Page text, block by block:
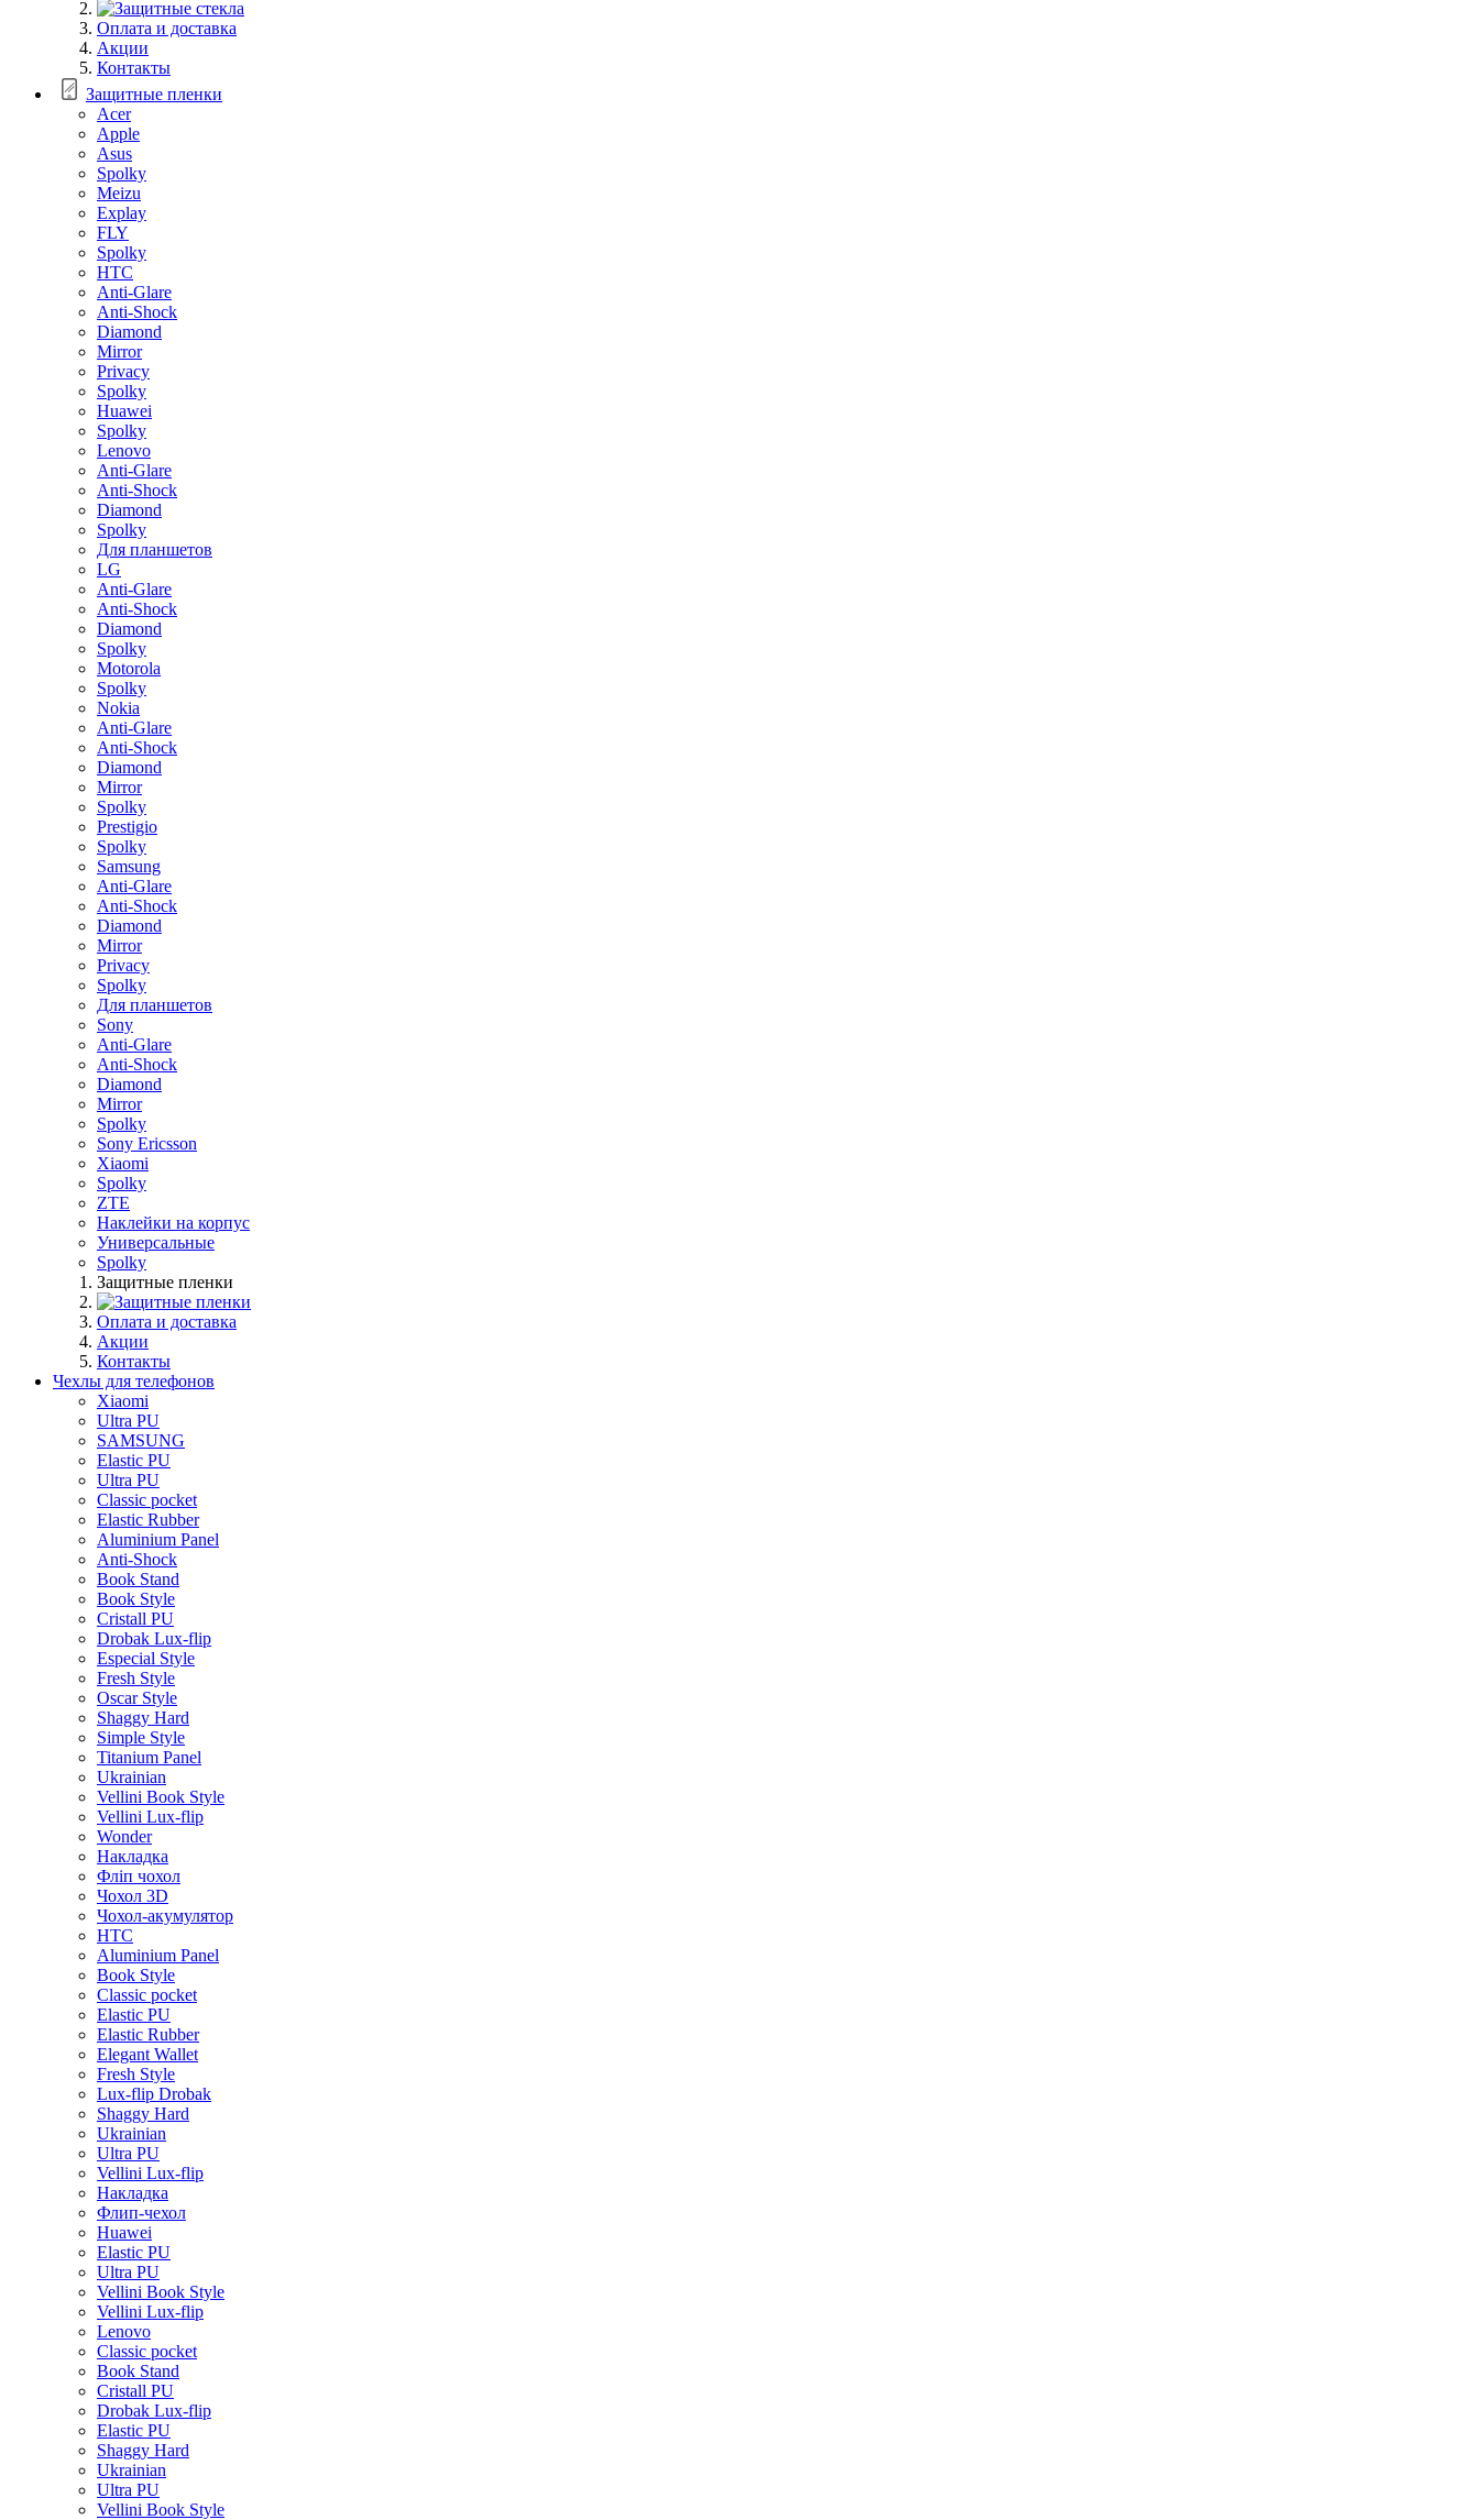
Оплата и доставка
Акции
Контакты
Защитные пленки
Acer
Apple
Asus
Spolky
Meizu
Explay
FLY
Spolky
HTC
Anti-Glare
Anti-Shock
Diamond
Mirror
Privacy
Spolky
Huawei
Spolky
Lenovo
Anti-Glare
Anti-Shock
Diamond
Spolky
Для планшетов
LG
Anti-Glare
Anti-Shock
Diamond
Spolky
Motorola
Spolky
Nokia
Anti-Glare
Anti-Shock
Diamond
Mirror
Spolky
Prestigio
Spolky
Samsung
Anti-Glare
Anti-Shock
Diamond
Mirror
Privacy
Spolky
Для планшетов
Sony
Anti-Glare
Anti-Shock
Diamond
Mirror
Spolky
Sony Ericsson
Xiaomi
Spolky
ZTE
Наклейки на корпус
Универсальные
Spolky
Защитные пленки
Оплата и доставка
Акции
Контакты
Чехлы для телефонов
Xiaomi
Ultra PU
SAMSUNG
Elastic PU
Ultra PU
Classic pocket
Elastic Rubber
Aluminium Panel
Anti-Shock
Book Stand
Book Style
Cristall PU
Drobak Lux-flip
Especial Style
Fresh Style
Oscar Style
Shaggy Hard
Simple Style
Titanium Panel
Ukrainian
Vellini Book Style
Vellini Lux-flip
Wonder
Накладка
Фліп чохол
Чохол 3D
Чохол-акумулятор
HTC
Aluminium Panel
Book Style
Classic pocket
Elastic PU
Elastic Rubber
Elegant Wallet
Fresh Style
Lux-flip Drobak
Shaggy Hard
Ukrainian
Ultra PU
Vellini Lux-flip
Накладка
Флип-чехол
Huawei
Elastic PU
Ultra PU
Vellini Book Style
Vellini Lux-flip
Lenovo
Classic pocket
Book Stand
Cristall PU
Drobak Lux-flip
Elastic PU
Shaggy Hard
Ukrainian
Ultra PU
Vellini Book Style